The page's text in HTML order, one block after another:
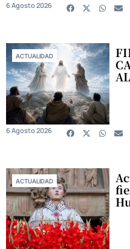
6 Agosto 2026
ACTUALIDAD
6 Agosto 2026
ACTUALIDAD